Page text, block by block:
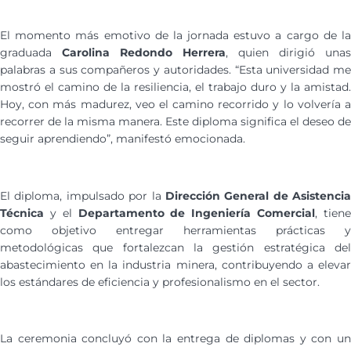
El momento más emotivo de la jornada estuvo a cargo de la
graduada Carolina Redondo Herrera, quien dirigió unas
palabras a sus compañeros y autoridades. “Esta universidad me
mostró el camino de la resiliencia, el trabajo duro y la amistad.
Hoy, con más madurez, veo el camino recorrido y lo volvería a
recorrer de la misma manera. Este diploma significa el deseo de
seguir aprendiendo”, manifestó emocionada.
El diploma, impulsado por la Dirección General de Asistencia
Técnica y el Departamento de Ingeniería Comercial, tiene
como objetivo entregar herramientas prácticas y
metodológicas que fortalezcan la gestión estratégica del
abastecimiento en la industria minera, contribuyendo a elevar
los estándares de eficiencia y profesionalismo en el sector.
La ceremonia concluyó con la entrega de diplomas y con un